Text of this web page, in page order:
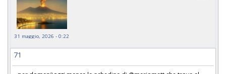
31 maggio, 2026 - 0:22
71